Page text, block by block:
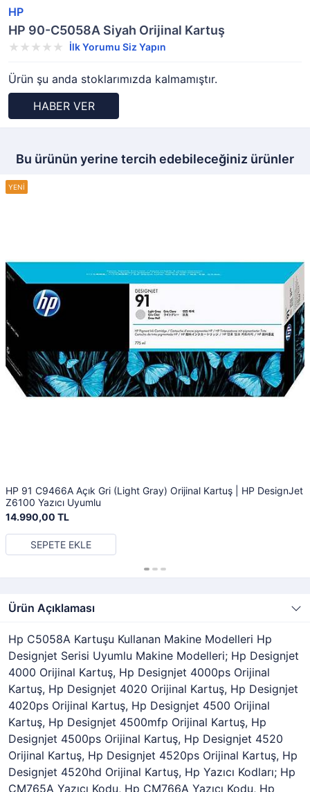
HP
HP 90-C5058A Siyah Orijinal Kartuş
İlk Yorumu Siz Yapın
Ürün şu anda stoklarımızda kalmamıştır.
HABER VER
Bu ürünün yerine tercih edebileceğiniz ürünler
HP 91 C9466A Açık Gri (Light Gray) Orijinal Kartuş | HP DesignJet
Z6100 Yazıcı Uyumlu
14.990,00 TL
SEPETE EKLE
Ürün Açıklaması
Hp C5058A Kartuşu Kullanan Makine Modelleri Hp
Designjet Serisi Uyumlu Makine Modelleri; Hp Designjet
4000 Orijinal Kartuş, Hp Designjet 4000ps Orijinal
Kartuş, Hp Designjet 4020 Orijinal Kartuş, Hp Designjet
4020ps Orijinal Kartuş, Hp Designjet 4500 Orijinal
Kartuş, Hp Designjet 4500mfp Orijinal Kartuş, Hp
Designjet 4500ps Orijinal Kartuş, Hp Designjet 4520
Orijinal Kartuş, Hp Designjet 4520ps Orijinal Kartuş, Hp
Designjet 4520hd Orijinal Kartuş, Hp Yazıcı Kodları; Hp
CM765A Yazıcı Kodu, Hp CM766A Yazıcı Kodu, Hp